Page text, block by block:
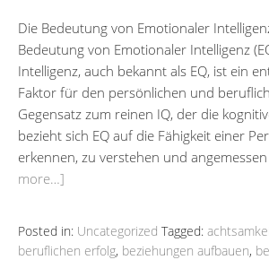
Die Bedeutung von Emotionaler
Bedeutung von Emotionaler Intelligenz
Intelligenz, auch bekannt als EQ, ist ein
Faktor für den persönlichen und
Gegensatz zum reinen IQ, der die
bezieht sich EQ auf die Fähigkeit einer
erkennen, zu verstehen und
more…]
Posted in: Uncategorized Tagged:
beruflichen erfolg, beziehungen aufbauen,